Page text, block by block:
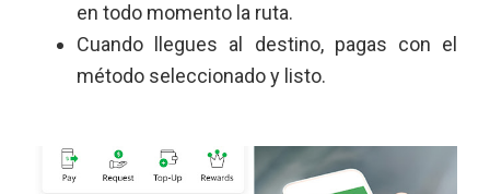
en todo momento la ruta.
Cuando llegues al destino, pagas con el
método seleccionado y listo.